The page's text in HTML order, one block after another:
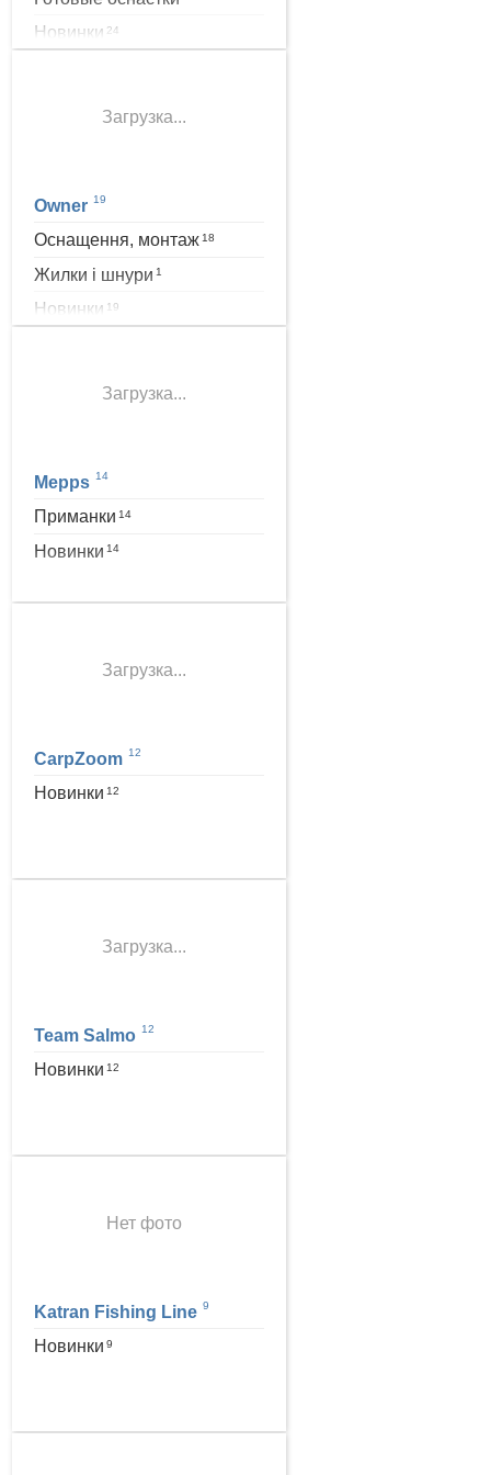
Новинки 24
Загрузка...
Owner 19
Оснащення, монтаж 18
Жилки і шнури 1
Новинки 19
Загрузка...
Mepps 14
Приманки 14
Новинки 14
Загрузка...
CarpZoom 12
Новинки 12
Загрузка...
Team Salmo 12
Новинки 12
Нет фото
Katran Fishing Line 9
Новинки 9